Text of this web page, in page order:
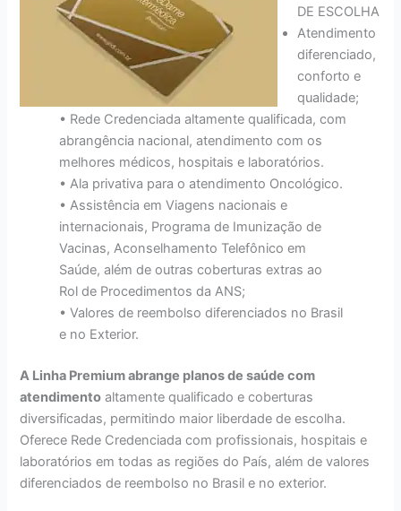
DE ESCOLHA
Atendimento
diferenciado,
conforto e
qualidade;
• Rede Credenciada altamente qualificada, com
abrangência nacional, atendimento com os
melhores médicos, hospitais e laboratórios.
• Ala privativa para o atendimento Oncológico.
• Assistência em Viagens nacionais e
internacionais, Programa de Imunização de
Vacinas, Aconselhamento Telefônico em
Saúde, além de outras coberturas extras ao
Rol de Procedimentos da ANS;
• Valores de reembolso diferenciados no Brasil
e no Exterior.
A Linha Premium abrange planos de saúde com
atendimento altamente qualificado e coberturas
diversificadas, permitindo maior liberdade de escolha.
Oferece Rede Credenciada com profissionais, hospitais e
laboratórios em todas as regiões do País, além de valores
diferenciados de reembolso no Brasil e no exterior.